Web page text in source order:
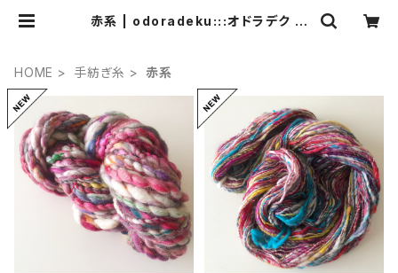
赤系 | odoradeku:::オドラデク ア
HOME 手紡ぎ糸 赤系